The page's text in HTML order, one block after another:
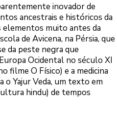
inovador de
ancestrais e históricos da
elementos muito antes da
de Avicena, na Pérsia, que
da peste negra que
Ocidental no século XI
filme O Físico) e a medicina
o Yajur Veda, um texto em
hindu) de tempos